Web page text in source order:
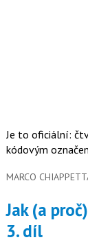
Je to oficiální:
kódovým
MARCO
Jak (a proč) surfovat na webu v utajení -
3. díl